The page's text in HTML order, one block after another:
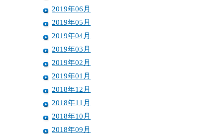
2019年06月
2019年05月
2019年04月
2019年03月
2019年02月
2019年01月
2018年12月
2018年11月
2018年10月
2018年09月